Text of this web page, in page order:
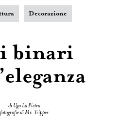
Decorazione
binari
di Ugo La Pietra
fotografie di Mr. Tripper